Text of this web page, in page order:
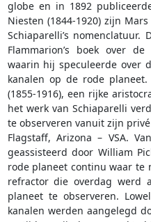
globe en in 1892
Niesten (1844-1920) zijn
Schiaparelli’s nomenclatuur.
Flammarion’s boek over
waarin hij speculeerde over
kanalen op de rode
(1855-1916), een rijke
het werk van Schiaparelli
te observeren vanuit zijn
Flagstaff, Arizona – VSA.
geassisteerd door William
rode planeet continu waar te
refractor die overdag werd
planeet te observeren.
kanalen werden aangelegd